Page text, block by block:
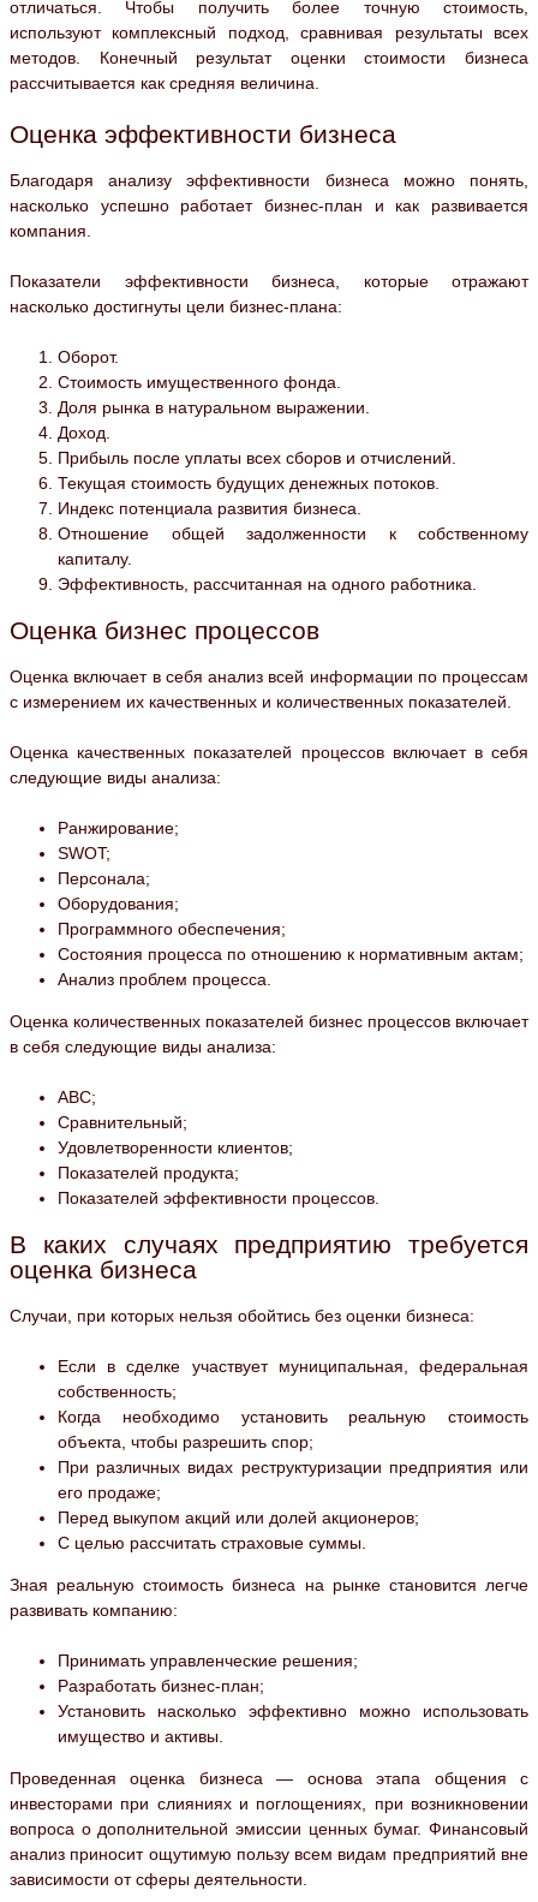
отличаться. Чтобы получить более точную стоимость,
используют комплексный подход, сравнивая результаты всех
методов. Конечный результат оценки стоимости бизнеса
рассчитывается как средняя величина.
Оценка эффективности бизнеса
Благодаря анализу эффективности бизнеса можно понять,
насколько успешно работает бизнес-план и как развивается
компания.
Показатели эффективности бизнеса, которые отражают
насколько достигнуты цели бизнес-плана:
Оборот.
Стоимость имущественного фонда.
Доля рынка в натуральном выражении.
Доход.
Прибыль после уплаты всех сборов и отчислений.
Текущая стоимость будущих денежных потоков.
Индекс потенциала развития бизнеса.
Отношение общей задолженности к собственному
капиталу.
Эффективность, рассчитанная на одного работника.
Оценка бизнес процессов
Оценка включает в себя анализ всей информации по процессам
с измерением их качественных и количественных показателей.
Оценка качественных показателей процессов включает в себя
следующие виды анализа:
Ранжирование;
SWOT;
Персонала;
Оборудования;
Программного обеспечения;
Состояния процесса по отношению к нормативным актам;
Анализ проблем процесса.
Оценка количественных показателей бизнес процессов включает
в себя следующие виды анализа:
АВС;
Сравнительный;
Удовлетворенности клиентов;
Показателей продукта;
Показателей эффективности процессов.
В каких случаях предприятию требуется
оценка бизнеса
Случаи, при которых нельзя обойтись без оценки бизнеса:
Если в сделке участвует муниципальная, федеральная
собственность;
Когда необходимо установить реальную стоимость
объекта, чтобы разрешить спор;
При различных видах реструктуризации предприятия или
его продаже;
Перед выкупом акций или долей акционеров;
С целью рассчитать страховые суммы.
Зная реальную стоимость бизнеса на рынке становится легче
развивать компанию:
Принимать управленческие решения;
Разработать бизнес-план;
Установить насколько эффективно можно использовать
имущество и активы.
Проведенная оценка бизнеса — основа этапа общения с
инвесторами при слияниях и поглощениях, при возникновении
вопроса о дополнительной эмиссии ценных бумаг. Финансовый
анализ приносит ощутимую пользу всем видам предприятий вне
зависимости от сферы деятельности.